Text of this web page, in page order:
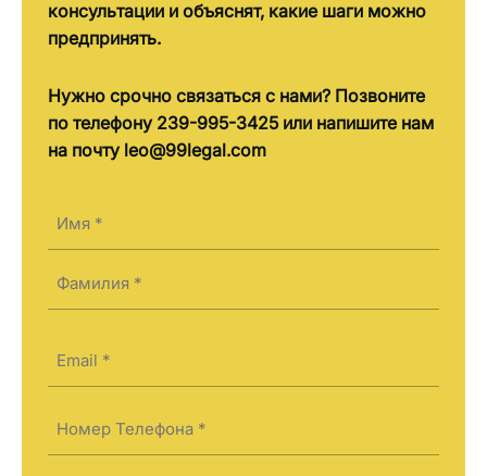
консультации и объяснят, какие шаги можно
предпринять.
Нужно срочно связаться с нами? Позвоните
по телефону 239-995-3425 или напишите нам
на почту leo@99legal.com